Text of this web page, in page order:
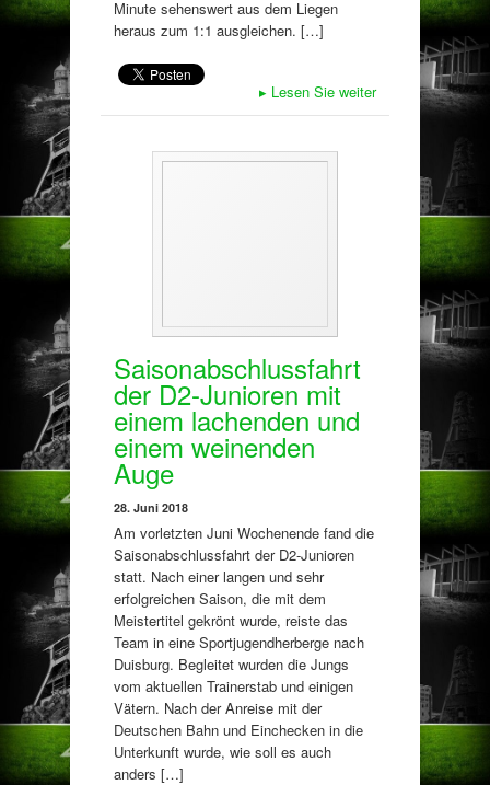
Minute sehenswert aus dem Liegen
heraus zum 1:1 ausgleichen. […]
▸ Lesen Sie weiter
Saisonabschlussfahrt
der D2-Junioren mit
einem lachenden und
einem weinenden
Auge
28. Juni 2018
Am vorletzten Juni Wochenende fand die
Saisonabschlussfahrt der D2-Junioren
statt. Nach einer langen und sehr
erfolgreichen Saison, die mit dem
Meistertitel gekrönt wurde, reiste das
Team in eine Sportjugendherberge nach
Duisburg. Begleitet wurden die Jungs
vom aktuellen Trainerstab und einigen
Vätern. Nach der Anreise mit der
Deutschen Bahn und Einchecken in die
Unterkunft wurde, wie soll es auch
anders […]